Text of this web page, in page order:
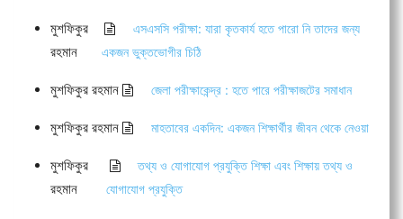
মুশফিকুর
রহমান
এসএসসি পরীক্ষা: যারা কৃতকার্য হতে পারো নি তাদের জন্য
একজন ভুক্তভোগীর চিঠি
মুশফিকুর রহমান জেলা পরীক্ষাকেন্দ্র : হতে পারে পরীক্ষাজটের সমাধান
মুশফিকুর রহমান মাহতাবের একদিন: একজন শিক্ষার্থীর জীবন থেকে নেওয়া
মুশফিকুর
রহমান
তথ্য ও যোগাযোগ প্রযুক্তি শিক্ষা এবং শিক্ষায় তথ্য ও
যোগাযোগ প্রযুক্তি